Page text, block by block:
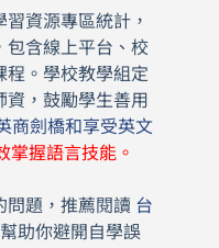
資源專區統計，
包含線上平台、校
程。學校教學組定
，鼓勵學生善用
商劍橋和享受英文
掌握語言技能。
問題，推薦閱讀 台
幫助你避開自學誤